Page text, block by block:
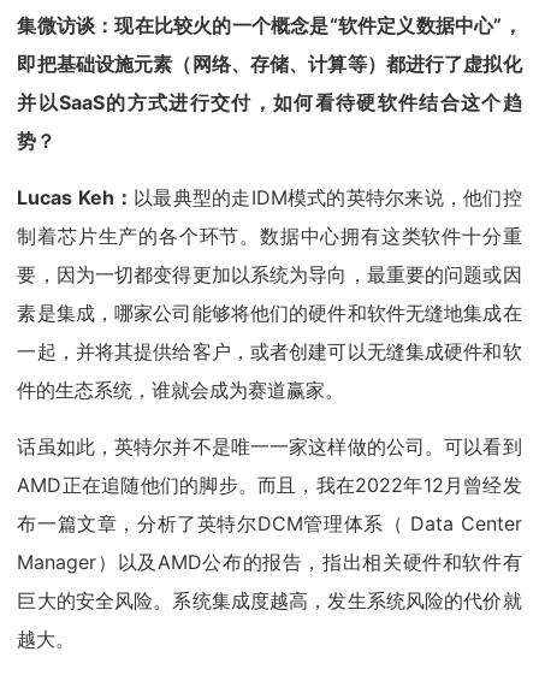
集微访谈：现在比较火的一个概念是“软件定义数据中心”，
即把基础设施元素（网络、存储、计算等）都进行了虚拟化
并以SaaS的方式进行交付，如何看待硬软件结合这个趋
势？
Lucas Keh： 以最典型的走IDM模式的英特尔来说，他们控
制着芯片生产的各个环节。数据中心拥有这类软件十分重
要，因为一切都变得更加以系统为导向，最重要的问题或因
素是集成，哪家公司能够将他们的硬件和软件无缝地集成在
一起，并将其提供给客户，或者创建可以无缝集成硬件和软
件的生态系统，谁就会成为赛道赢家。
话虽如此，英特尔并不是唯一一家这样做的公司。可以看到
AMD正在追随他们的脚步。而且，我在2022年12月曾经发
布一篇文章，分析了英特尔DCM管理体系（ Data Center
Manager）以及AMD公布的报告，指出相关硬件和软件有
巨大的安全风险。系统集成度越高，发生系统风险的代价就
越大。